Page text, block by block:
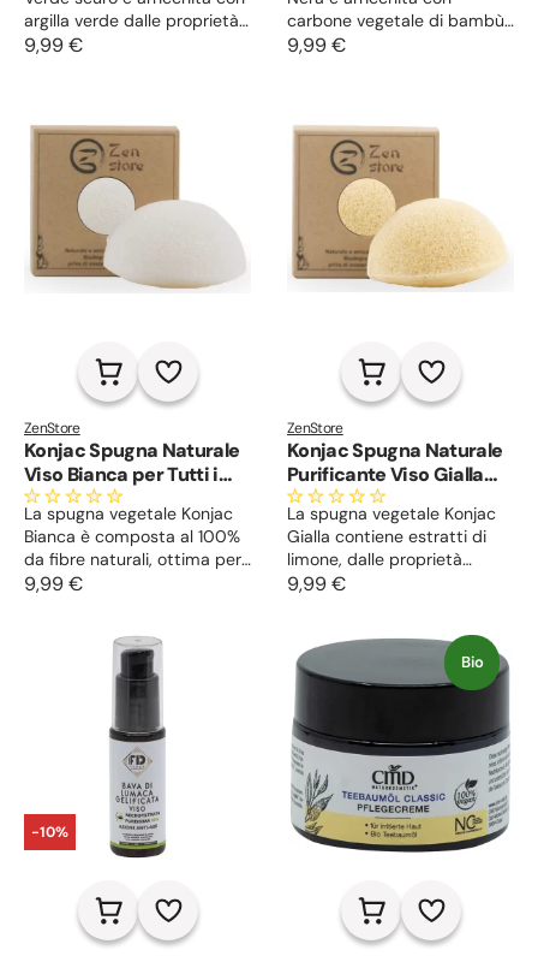
argilla verde dalle proprietà
assorbenti, riequilibranti e
comparsa di imperfezioni e
rimuove le cellule morte.
9,99 €
carbone vegetale di bambù
dall’azione assorbente e
le cellule morte, purifica e
leviga la pelle, rendendola
radiosa e compatta.
9,99 €
ZenStore
Konjac Spugna Naturale
Viso Bianca per Tutti i
Tipi di Pelle
La spugna vegetale Konjac
Bianca è composta al 100%
da fibre naturali, ottima per
esfoliare la pelle del viso,
sua purezza la rende adatta
a tutti i tipi di pelle, alla pelle
ipersensibile e a quella dei
9,99 €
ZenStore
Konjac Spugna Naturale
Purificante Viso Gialla
per Pelle con
Imperfezioni
La spugna vegetale Konjac
Gialla contiene estratti di
limone, dalle proprietà
astringenti e purificanti,
Svolge un’azione esfoliante,
rimuove le cellule morte e
rende la pelle liscia e
luminosa.
9,99 €
-10%
Bio